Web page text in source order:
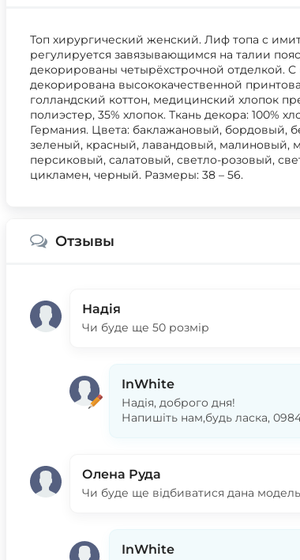
Топ хирургический женский. Лиф топа с
регулируется завязывающимся на талии
декорированы четырёхстрочной отделкой.
декорирована высококачественной
голландский коттон, медицинский хлопок
полиэстер, 35% хлопок. Ткань декора: 100%
Германия. Цвета: баклажановый, бордовый,
зеленый, красный, лавандовый, малиновый,
персиковый, салатовый, светло-розовый,
цикламен, черный. Размеры: 38 – 56.
Отзывы
Надія
Чи буде ще 50 розмір
InWhite
Надія, доброго дня!
Напишіть нам,будь ласка,
Олена Руда
Чи буде ще відбиватися дана
InWhite